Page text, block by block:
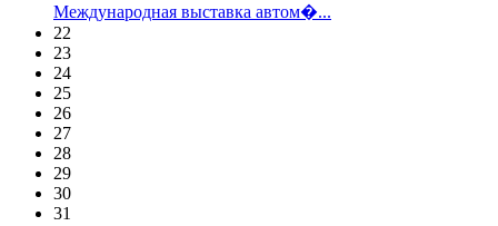
Международная выставка автом�...
22
23
24
25
26
27
28
29
30
31